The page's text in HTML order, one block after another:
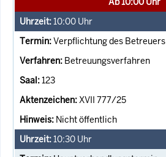
10:00 Uhr
Verpflichtung des Betreuers
Betreuungsverfahren
123
XVII 777/25
Nicht öffentlich
10:30 Uhr